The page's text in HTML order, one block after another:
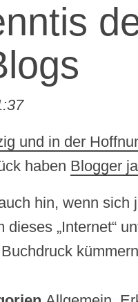
und in der
haben Blogger
hin, wenn sich
dieses „Internet“